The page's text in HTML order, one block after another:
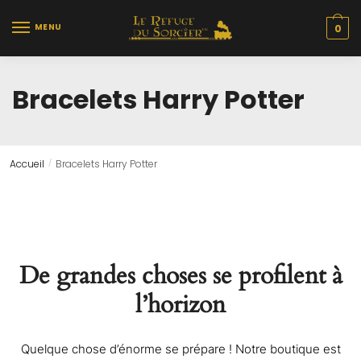
MENU 0
Bracelets Harry Potter
Accueil / Bracelets Harry Potter
De grandes choses se profilent à
l’horizon
Quelque chose d’énorme se prépare ! Notre boutique est